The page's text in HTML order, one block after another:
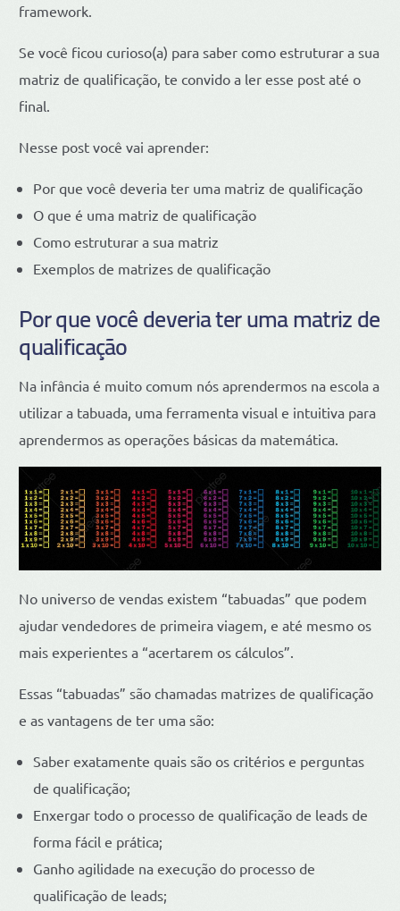
framework.
Se você ficou curioso(a) para saber como estruturar a sua
matriz de qualificação, te convido a ler esse post até o
final.
Nesse post você vai aprender:
Por que você deveria ter uma matriz de qualificação
O que é uma matriz de qualificação
Como estruturar a sua matriz
Exemplos de matrizes de qualificação
Por que você deveria ter uma matriz de
qualificação
Na infância é muito comum nós aprendermos na escola a
utilizar a tabuada, uma ferramenta visual e intuitiva para
aprendermos as operações básicas da matemática.
No universo de vendas existem “tabuadas” que podem
ajudar vendedores de primeira viagem, e até mesmo os
mais experientes a “acertarem os cálculos”.
Essas “tabuadas” são chamadas matrizes de qualificação
e as vantagens de ter uma são:
Saber exatamente quais são os critérios e perguntas
de qualificação;
Enxergar todo o processo de qualificação de leads de
forma fácil e prática;
Ganho agilidade na execução do processo de
qualificação de leads;